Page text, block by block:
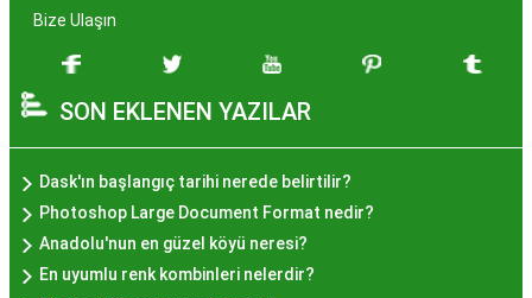
zenginleşmiştir. Hayır lokması, özel günlerde
hazırlanan ve lezzetiyle damaklarda unutulmaz
izler bırakan bir tatlıdır. İstanbul'da popüler
olmasının arkasında bu eşsiz lezzetin herkesi
cezbetmesi ve geleneksel dokunuşlarla
hazırlanması yatmaktadır.
Hayır Lokması İstanbul'da
Bize Ulaşın
SON EKLENEN YAZILAR
Dask'ın başlangıç tarihi nerede belirtilir?
Photoshop Large Document Format nedir?
Anadolu'nun en güzel köyü neresi?
En uyumlu renk kombinleri nelerdir?